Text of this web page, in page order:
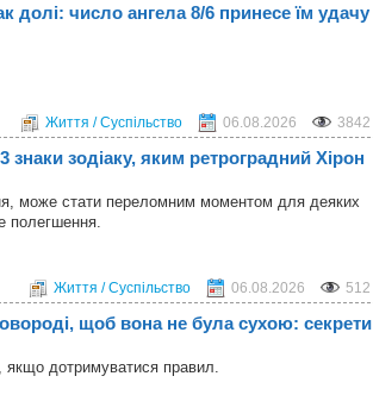
долі: число ангела 8/6 принесе їм удачу
Життя / Суспільство 06.08.2026 3842
знаки зодіаку, яким ретроградний Хірон
може стати переломним моментом для деяких
полегшення.
Життя / Суспільство 06.08.2026 512
щоб вона не була сухою: секрети
дотримуватися правил.